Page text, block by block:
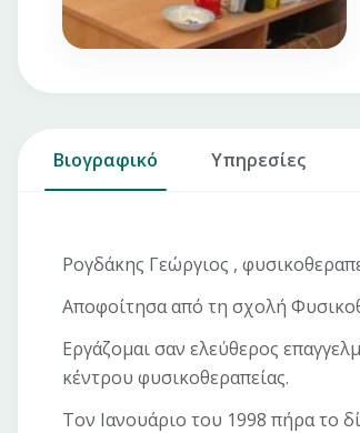
Βιογραφικό Υπηρεσίες
Ρογδάκης Γεώργιος ,
Αποφοίτησα από τη σχολή
Εργάζομαι σαν ελεύθερος
κέντρου φυσικοθεραπείας.
Τον Ιανουάριο του 1998 πήρα το